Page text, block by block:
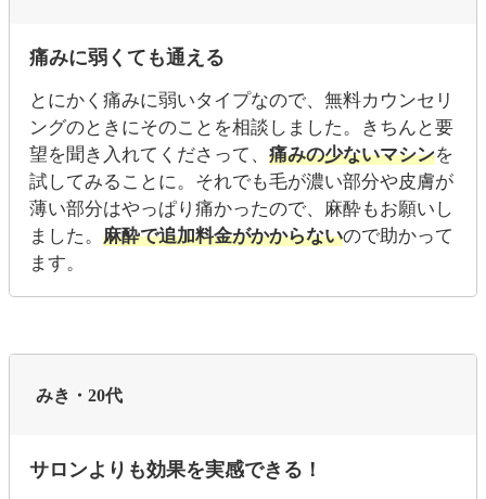
痛みに弱くても通える
とにかく痛みに弱いタイプなので、無料カウンセリ
ングのときにそのことを相談しました。きちんと要
望を聞き入れてくださって、痛みの少ないマシンを
試してみることに。それでも毛が濃い部分や皮膚が
薄い部分はやっぱり痛かったので、麻酔もお願いし
ました。麻酔で追加料金がかからないので助かって
ます。
みき・20代
サロンよりも効果を実感できる！